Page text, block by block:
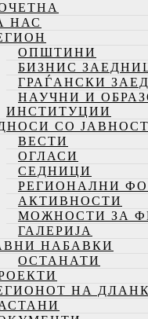
НАС
ОПШТИНИ
БИЗНИС
ГРАЃАНСКИ
НАУЧНИ И
ИНСТИТУЦИИ
СО
ВЕСТИ
ОГЛАСИ
СЕДНИЦИ
РЕГИОНАЛНИ
АКТИВНОСТИ
МОЖНОСТИ ЗА
ГАЛЕРИЈА
НАБАВКИ
ОСТАНАТИ
НА